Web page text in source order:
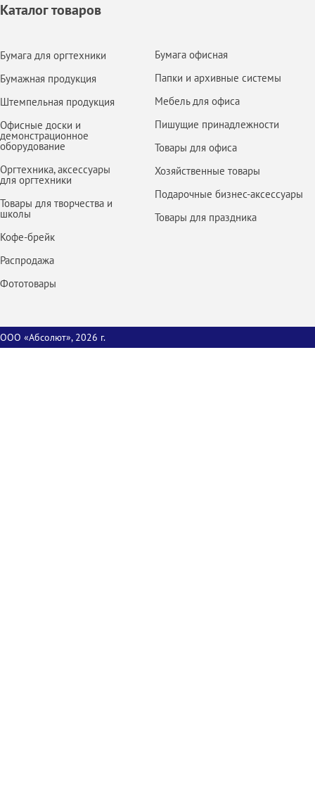
Каталог товаров
Бумага для оргтехники
Бумажная продукция
Штемпельная продукция
Офисные доски и
демонстрационное
оборудование
Оргтехника, аксессуары
для оргтехники
Товары для творчества и
школы
Кофе-брейк
Распродажа
Фототовары
Бумага офисная
Папки и архивные системы
Мебель для офиса
Пишущие принадлежности
Товары для офиса
Хозяйственные товары
Подарочные бизнес-аксессуары
Товары для праздника
ООО «Абсолют», 2026 г.